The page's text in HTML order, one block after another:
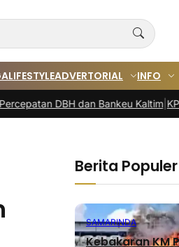
LIFESTYLEADVERTORIAL INFO
dan Bankeu Kaltim |KPM Samarinda
Berita Populer
SAMARINDA
Kebakaran KM